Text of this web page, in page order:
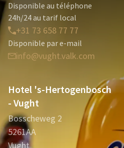
Disponible au téléphone
24h/24 au tarif local
+31 73 658 77 77
Disponible par e-mail
info@vught.valk.com
Hotel 's-Hertogenbosch
- Vught
Bosscheweg 2
5261AA
Vught